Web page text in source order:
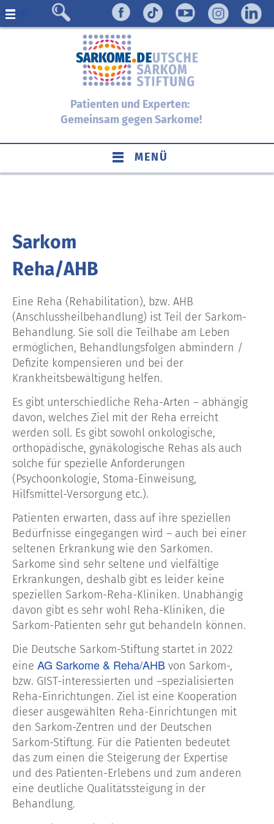
Menü
Patienten und Experten:
Gemeinsam gegen Sarkome!
MENÜ
Sarkom
Reha/AHB
Eine Reha (Rehabilitation), bzw. AHB
(Anschlussheilbehandlung) ist Teil der Sarkom-
Behandlung. Sie soll die Teilhabe am Leben
ermöglichen, Behandlungsfolgen abmindern /
Defizite kompensieren und bei der
Krankheitsbewältigung helfen.
Es gibt unterschiedliche Reha-Arten – abhängig
davon, welches Ziel mit der Reha erreicht
werden soll. Es gibt sowohl onkologische,
orthopädische, gynäkologische Rehas als auch
solche für spezielle Anforderungen
(Psychoonkologie, Stoma-Einweisung,
Hilfsmittel-Versorgung etc.).
Patienten erwarten, dass auf ihre speziellen
Bedürfnisse eingegangen wird – auch bei einer
seltenen Erkrankung wie den Sarkomen.
Sarkome sind sehr seltene und vielfältige
Erkrankungen, deshalb gibt es leider keine
speziellen Sarkom-Reha-Kliniken. Unabhängig
davon gibt es sehr wohl Reha-Kliniken, die
Sarkom-Patienten sehr gut behandeln können.
Die Deutsche Sarkom-Stiftung startet in 2022
eine AG Sarkome & Reha/AHB von Sarkom-,
bzw. GIST-interessierten und –spezialisierten
Reha-Einrichtungen. Ziel ist eine Kooperation
dieser ausgewählten Reha-Einrichtungen mit
den Sarkom-Zentren und der Deutschen
Sarkom-Stiftung. Für die Patienten bedeutet
das zum einen die Steigerung der Expertise
und des Patienten-Erlebens und zum anderen
eine deutliche Qualitätssteigung in der
Behandlung.